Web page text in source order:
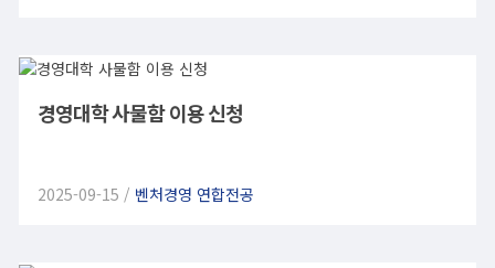
경영대학 사물함 이용 신청
2025-09-15 / 벤처경영 연합전공